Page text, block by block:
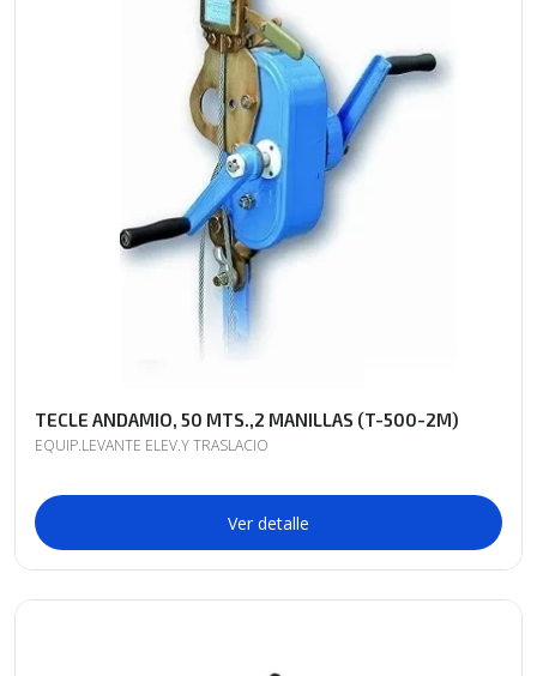
TECLE ANDAMIO, 50 MTS.,2 MANILLAS (T-500-2M)
EQUIP.LEVANTE ELEV.Y TRASLACIO
Ver detalle